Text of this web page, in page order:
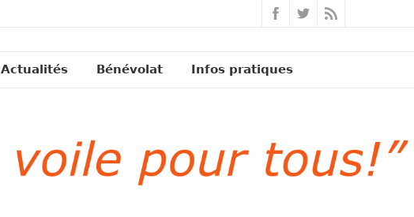
Actualités Bénévolat Infos pratiques